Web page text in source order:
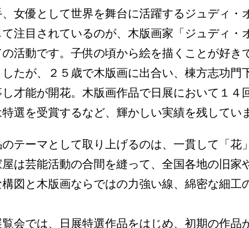
女優として世界を舞台に活躍するジュディ・
て注目されているのが、木版画家「ジュディ・
の活動です。子供の頃から絵を描くことが好き
したが、２５歳で木版画に出合い、棟方志功門
し才能が開花。木版画作品で日展において１４
選を受賞するなど、輝かしい実績を残してい
テーマとして取り上げるのは、一貫して「花
は芸能活動の合間を縫って、全国各地の旧家
構図と木版画ならではの力強い線、綿密な細工
会では、日展特選作品をはじめ、初期の作品